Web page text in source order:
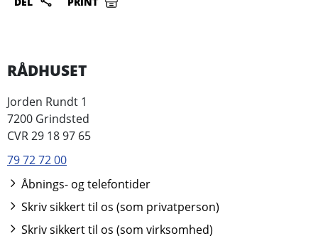
RÅDHUSET
Jorden Rundt 1
7200 Grindsted
CVR 29 18 97 65
79 72 72 00
Åbnings- og telefontider
Skriv sikkert til os (som privatperson)
Skriv sikkert til os (som virksomhed)